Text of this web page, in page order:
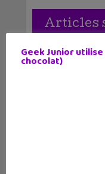
Articles
Geek Junior
chocolat)